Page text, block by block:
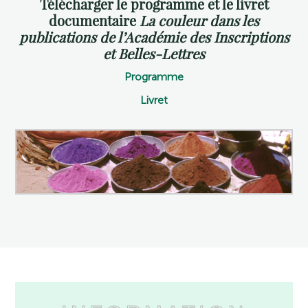
Télécharger le programme et le livret
documentaire La couleur dans les
publications de l’Académie des Inscriptions
et Belles-Lettres
Programme
Livret